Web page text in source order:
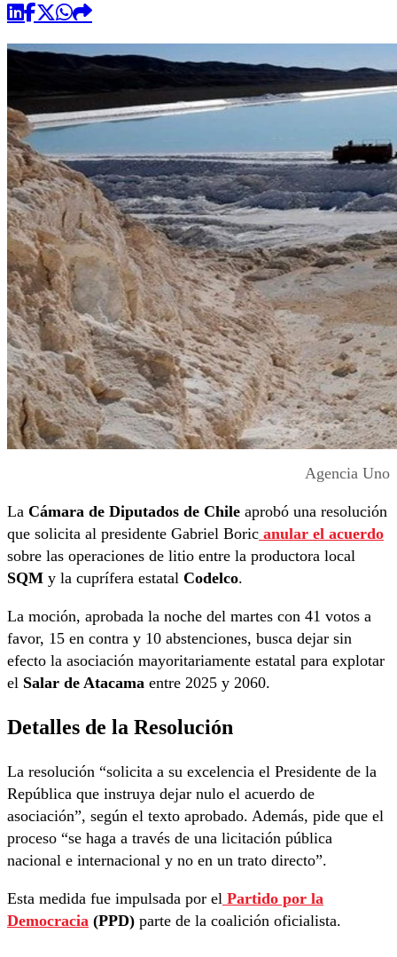
Agencia Uno
La Cámara de Diputados de Chile aprobó una resolución
que solicita al presidente Gabriel Boric anular el acuerdo
sobre las operaciones de litio entre la productora local
SQM y la cuprífera estatal Codelco.
La moción, aprobada la noche del martes con 41 votos a
favor, 15 en contra y 10 abstenciones, busca dejar sin
efecto la asociación mayoritariamente estatal para explotar
el Salar de Atacama entre 2025 y 2060.
Detalles de la Resolución
La resolución “solicita a su excelencia el Presidente de la
República que instruya dejar nulo el acuerdo de
asociación”, según el texto aprobado. Además, pide que el
proceso “se haga a través de una licitación pública
nacional e internacional y no en un trato directo”.
Esta medida fue impulsada por el Partido por la
Democracia (PPD) parte de la coalición oficialista.